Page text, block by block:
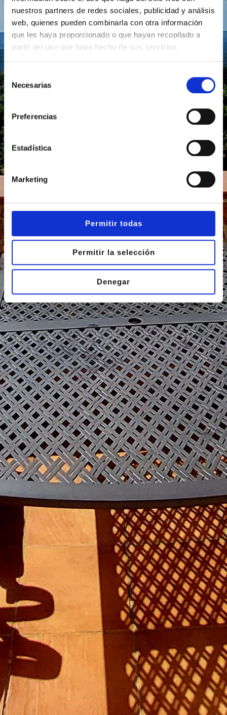
nuestros partners de redes sociales, publicidad y análisis
web, quienes pueden combinarla con otra información
que les haya proporcionado o que hayan recopilado a
partir del uso que haya hecho de sus servicios.
Selección
de
consentimiento
Necesarias
Preferencias
Estadística
Marketing
Permitir todas
Permitir la selección
Denegar
- Adults Only -
CASAS RURALES
NATURALEZA